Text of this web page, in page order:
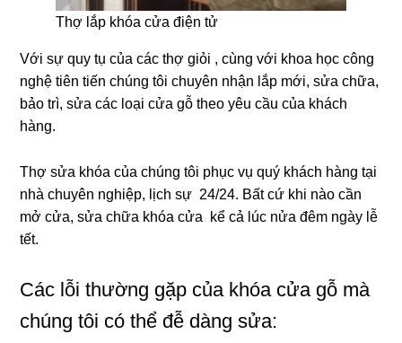
Thợ lắp khóa cửa điện tử
Với sự quy tụ của các thợ giỏi , cùng với khoa học công
nghệ tiên tiến chúng tôi chuyên nhận lắp mới, sửa chữa,
bảo trì, sửa các loại cửa gỗ theo yêu cầu của khách
hàng.
Thợ sửa khóa của chúng tôi phục vụ quý khách hàng tại
nhà chuyên nghiệp, lịch sự 24/24. Bất cứ khi nào cần
mở cửa, sửa chữa khóa cửa kể cả lúc nửa đêm ngày lễ
tết.
Các lỗi thường gặp của khóa cửa gỗ mà
chúng tôi có thể đễ dàng sửa: